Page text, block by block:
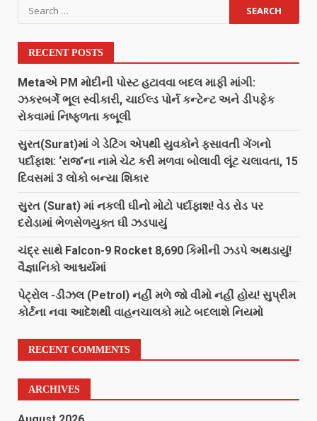
RECENT POSTS
Metaએ PM મોદીની પોસ્ટ હટાવવા બદલ માફી માંગી:
ઝકરબર્ગે ભૂલ સ્વીકારી, ચાઈલ્ડ પોર્ન કન્ટેન્ટ અને ડીપફેક
રોકવામાં નિષ્ફળતા કબૂલી
સુરત(Surat)માં ગે ડેટિંગ એપથી યુવકોને ફસાવતી ગેંગનો
પર્દાફાશ: ‘રાજ’ના નામે ચેટ કરી મળવા બોલાવી લૂંટ ચલાવતા, 15
દિવસમાં 3 લોકો બન્યા શિકાર
સુરત (Surat) માં નકલી ઘીનો મોટો પર્દાફાશ! વેડ રોડ પર
દરોડામાં ભેળસેળયુક્ત ઘી ઝડપાયું
ચંદ્ર સાથે Falcon-9 Rocket 8,690 કિમીની ઝડપે અથડાયું!
વૈજ્ઞાનિકો આશ્ચર્યમાં
પેટ્રોલ -ડીઝલ (Petrol) નહીં મળે જો વીમો નહીં હોય! સુપ્રીમ
કોર્ટના નવા આદેશથી વાહનચાલકો માટે બદલાશે નિયમો
RECENT COMMENTS
ARCHIVES